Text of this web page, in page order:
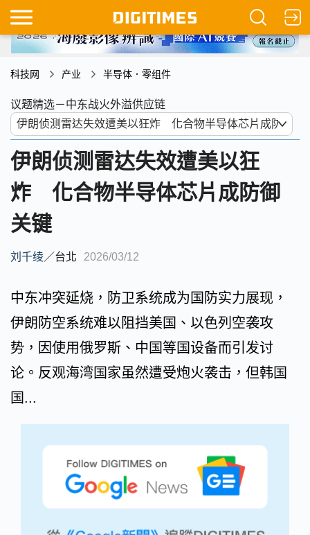
科技网 产业 半导体．零组件
议题精选－中东战火外溢供应链
伊朗侦测雷达失效遭美以狂
炸 化合物半导体芯片成防御
关键
刘千绫／台北 2026/03/12
中东冲突延烧，防卫系统成为国防实力展现，
伊朗防空系统难以阻挡美国、以色列空袭攻
势，因使用俄罗斯、中国等国设备而引发讨
论。反观海湾国家虽然遭受炮火袭击，但韩国
国...